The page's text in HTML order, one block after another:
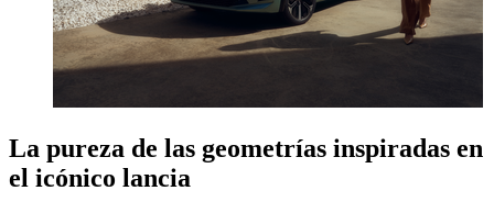
La pureza de las geometrías inspiradas en
el icónico lancia